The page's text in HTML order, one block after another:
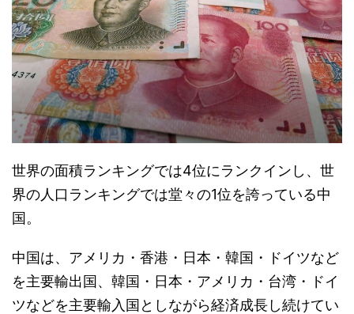
世界の面積ランキングでは4位にランクインし、世
界の人口ランキングでは堂々の1位を誇っている中
国。
中国は、アメリカ・香港・日本・韓国・ドイツなど
を主要輸出国、韓国・日本・アメリカ・台湾・ドイ
ツなどを主要輸入国としながら経済成長し続けてい